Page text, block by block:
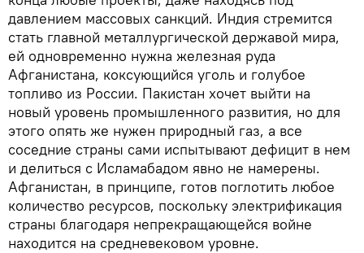
давлением массовых санкций. Индия стремится
стать главной металлургической державой мира,
ей одновременно нужна железная руда
Афганистана, коксующийся уголь и голубое
топливо из России. Пакистан хочет выйти на
новый уровень промышленного развития, но для
этого опять же нужен природный газ, а все
соседние страны сами испытывают дефицит в нем
и делиться с Исламабадом явно не намерены.
Афганистан, в принципе, готов поглотить любое
количество ресурсов, поскольку электрификация
страны благодаря непрекращающейся войне
находится на средневековом уровне.